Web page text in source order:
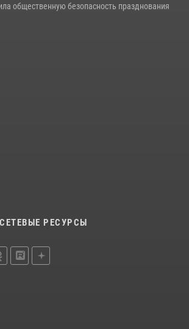
общественную безопасность празднования
РЕСУРСЫ